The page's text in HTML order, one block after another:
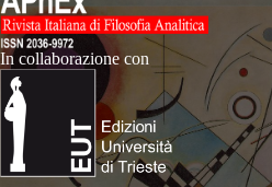
In collaborazione con